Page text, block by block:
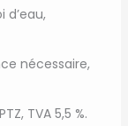
d’eau,
nécessaire,
TVA 5,5 %.